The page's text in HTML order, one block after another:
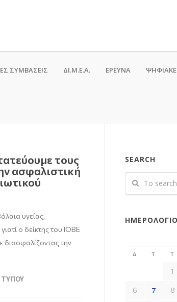
ΣΥΜΒΑΣΕΙΣ ΔΙ.Μ.Ε.Α. ΕΡΕΥΝΑ
τους
ασφαλιστική
υγείας,
ο δείκτης του ΙΟΒΕ
διασφαλίζοντας την
ΤΎΠΟΥ
SEARCH
ΗΜΕΡΟΛΌΓΙΟ
Δ Τ Τ
1
6 7 8